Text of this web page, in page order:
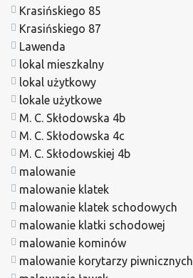
Krasińskiego 85
Krasińskiego 87
Lawenda
lokal mieszkalny
lokal użytkowy
lokale użytkowe
M. C. Skłodowska 4b
M. C. Skłodowska 4c
M. C. Skłodowskiej 4b
malowanie
malowanie klatek
malowanie klatek schodowych
malowanie klatki schodowej
malowanie kominów
malowanie korytarzy piwnicznych